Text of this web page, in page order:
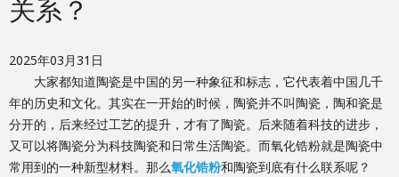
关系？
2025年03月31日
大家都知道陶瓷是中国的另一种象征和标志，它代表着中国几千
年的历史和文化。其实在一开始的时候，陶瓷并不叫陶瓷，陶和瓷是
分开的，后来经过工艺的提升，才有了陶瓷。后来随着科技的进步，
又可以将陶瓷分为科技陶瓷和日常生活陶瓷。而氧化锆粉就是陶瓷中
常用到的一种新型材料。那么氧化锆粉和陶瓷到底有什么联系呢？